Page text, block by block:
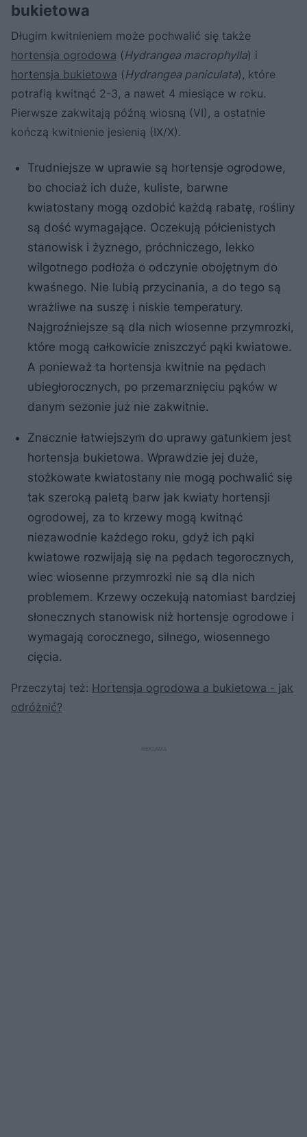
bukietowa
Długim kwitnieniem może pochwalić się także
hortensja ogrodowa (Hydrangea macrophylla) i
hortensja bukietowa (Hydrangea paniculata), które
potrafią kwitnąć 2-3, a nawet 4 miesiące w roku.
Pierwsze zakwitają późną wiosną (VI), a ostatnie
kończą kwitnienie jesienią (IX/X).
Trudniejsze w uprawie są hortensje ogrodowe,
bo chociaż ich duże, kuliste, barwne
kwiatostany mogą ozdobić każdą rabatę, rośliny
są dość wymagające. Oczekują półcienistych
stanowisk i żyznego, próchniczego, lekko
wilgotnego podłoża o odczynie obojętnym do
kwaśnego. Nie lubią przycinania, a do tego są
wrażliwe na suszę i niskie temperatury.
Najgroźniejsze są dla nich wiosenne przymrozki,
które mogą całkowicie zniszczyć pąki kwiatowe.
A ponieważ ta hortensja kwitnie na pędach
ubiegłorocznych, po przemarznięciu pąków w
danym sezonie już nie zakwitnie.
Znacznie łatwiejszym do uprawy gatunkiem jest
hortensja bukietowa. Wprawdzie jej duże,
stożkowate kwiatostany nie mogą pochwalić się
tak szeroką paletą barw jak kwiaty hortensji
ogrodowej, za to krzewy mogą kwitnąć
niezawodnie każdego roku, gdyż ich pąki
kwiatowe rozwijają się na pędach tegorocznych,
wiec wiosenne przymrozki nie są dla nich
problemem. Krzewy oczekują natomiast bardziej
słonecznych stanowisk niż hortensje ogrodowe i
wymagają corocznego, silnego, wiosennego
cięcia.
Przeczytaj też: Hortensja ogrodowa a bukietowa - jak
odróżnić?